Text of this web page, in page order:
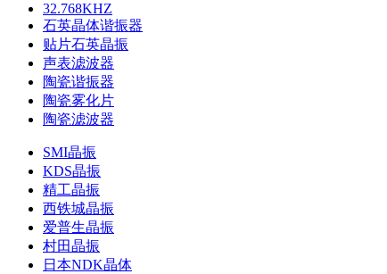
32.768KHZ
石英晶体谐振器
贴片石英晶振
声表滤波器
陶瓷谐振器
陶瓷雾化片
陶瓷滤波器
SMI晶振
KDS晶振
精工晶振
西铁城晶振
爱普生晶振
村田晶振
日本NDK晶体